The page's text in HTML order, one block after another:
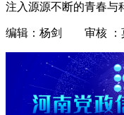
注入源源不断的青春与
编辑：杨剑 审核 ：